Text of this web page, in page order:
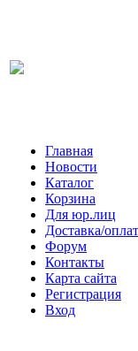
Главная
Новости
Каталог
Корзина
Для юр.лиц
Доставка/
Форум
Контакты
Карта сайта
Регистрация
Вход